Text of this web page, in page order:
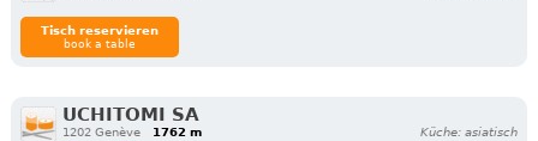
Tisch reservieren
book a table
UCHITOMI SA
1202 Genève 1762 m Küche: asiatisch